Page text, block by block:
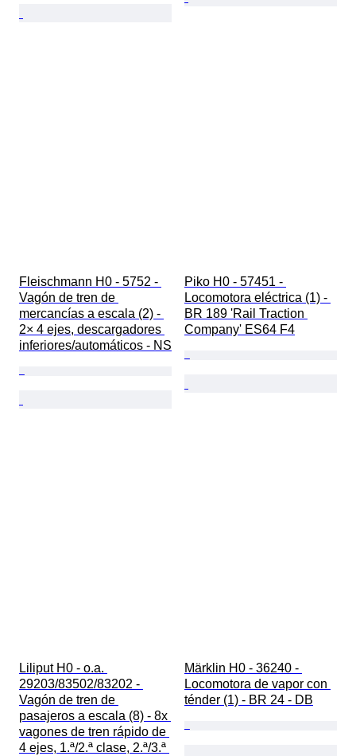
Fleischmann H0 - 5752 -
Vagón de tren de
mercancías a escala (2) -
2× 4 ejes, descargadores
inferiores/automáticos - NS
Piko H0 - 57451 -
Locomotora eléctrica (1) -
BR 189 'Rail Traction
Company' ES64 F4
Liliput H0 - o.a.
29203/83502/83202 -
Vagón de tren de
pasajeros a escala (8) - 8x
vagones de tren rápido de
4 ejes, 1.ª/2.ª clase, 2.ª/3.ª
Märklin H0 - 36240 -
Locomotora de vapor con
ténder (1) - BR 24 - DB